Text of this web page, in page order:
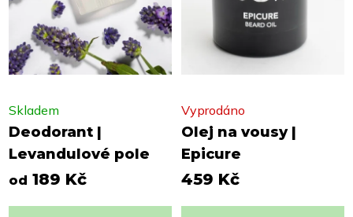
Deodorant |
Levandulové pole
Skladem
od 189 Kč
Olej na vousy |
Epicure
Vyprodáno
459 Kč